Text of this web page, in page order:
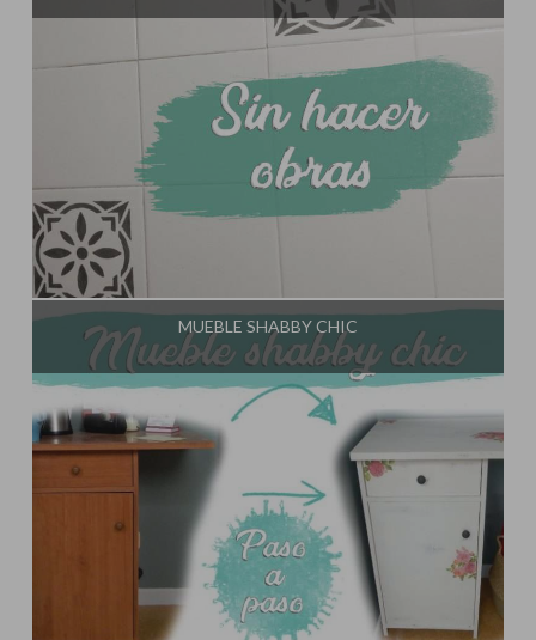
MUEBLE SHABBY CHIC
Influencer:El Taller de Ire